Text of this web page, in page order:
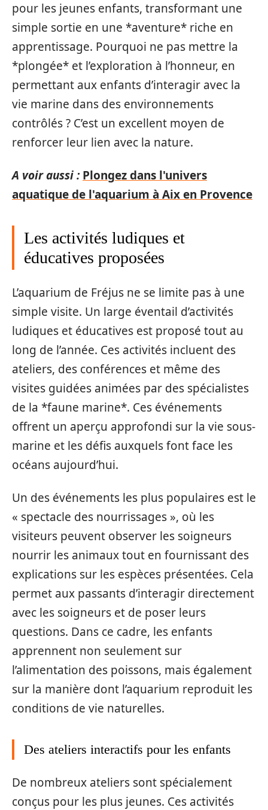
pour les jeunes enfants, transformant une
simple sortie en une *aventure* riche en
apprentissage. Pourquoi ne pas mettre la
*plongée* et l’exploration à l’honneur, en
permettant aux enfants d’interagir avec la
vie marine dans des environnements
contrôlés ? C’est un excellent moyen de
renforcer leur lien avec la nature.
A voir aussi : Plongez dans l'univers
aquatique de l'aquarium à Aix en Provence
Les activités ludiques et
éducatives proposées
L’aquarium de Fréjus ne se limite pas à une
simple visite. Un large éventail d’activités
ludiques et éducatives est proposé tout au
long de l’année. Ces activités incluent des
ateliers, des conférences et même des
visites guidées animées par des spécialistes
de la *faune marine*. Ces événements
offrent un aperçu approfondi sur la vie sous-
marine et les défis auxquels font face les
océans aujourd’hui.
Un des événements les plus populaires est le
« spectacle des nourrissages », où les
visiteurs peuvent observer les soigneurs
nourrir les animaux tout en fournissant des
explications sur les espèces présentées. Cela
permet aux passants d’interagir directement
avec les soigneurs et de poser leurs
questions. Dans ce cadre, les enfants
apprennent non seulement sur
l’alimentation des poissons, mais également
sur la manière dont l’aquarium reproduit les
conditions de vie naturelles.
Des ateliers interactifs pour les enfants
De nombreux ateliers sont spécialement
conçus pour les plus jeunes. Ces activités